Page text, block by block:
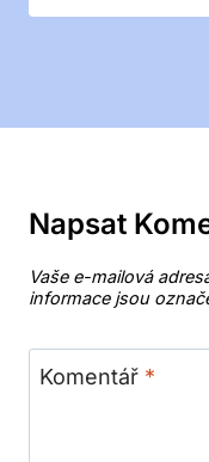
Napsat
Vaše e-mailová
informace jsou
Komentář *